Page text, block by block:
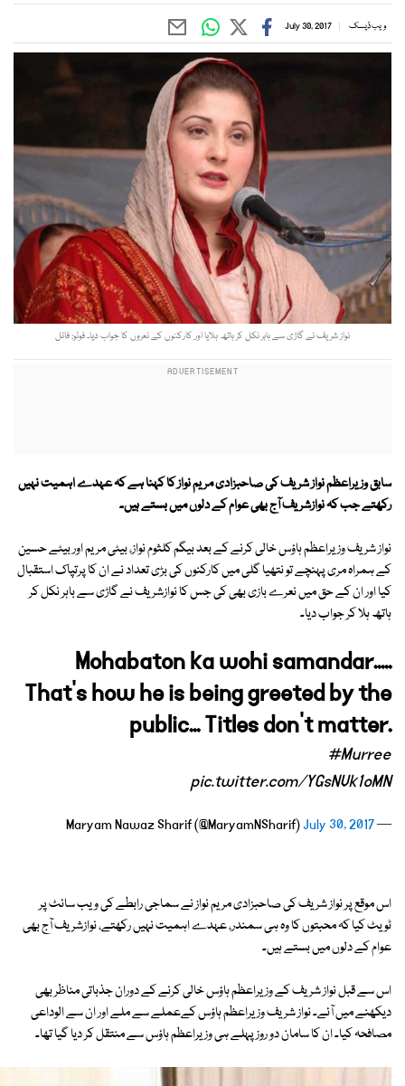
ویب ڈیسک July 30, 2017
نواز شریف نے گاڑی سے ہابر نکل کر ہاتھ ہلایا اور کارکنوں کے نعروں کا جواب دیا۔ فوٹو: فائل
سابق وزیراعظم نواز شریف کی صاحبزادی مریم نواز کا کہنا ہے کہ عہدے اہمیت نہیں
رکھتے جب کہ نوازشریف آج بھی عوام کے دلوں میں بستے ہیں۔
نواز شریف وزیراعظم ہاؤس خالی کرنے کے بعد بیگم کلثوم نواز، بیٹی مریم اور بیٹے حسین
کے ہمراہ مری پہنچے تو نتھیا گلی میں کارکنوں کی بڑی تعداد نے ان کا پرتپاک استقبال
کیا اور ان کے حق میں نعرے بازی بھی کی جس کا نوازشریف نے گاڑی سے باہر نکل کر
ہاتھ ہلا کر جواب دیا۔
Mohabaton ka wohi samandar.....
That's how he is being greeted by the
public... Titles don't matter.
#Murree
pic.twitter.com/YGsNVk1oMN
— Maryam Nawaz Sharif (@MaryamNSharif)
July 30, 2017
اس موقع پر نواز شریف کی صاحبزادی مریم نواز نے سماجی رابطے کی ویب سائٹ پر
ٹویٹ کیا کہ محبتوں کا وہ ہی سمندر، عہدے اہمیت نہیں رکھتے، نوازشریف آج بھی
عوام کے دلوں میں بستے ہیں۔
اس سے قبل نواز شریف کے وزیراعظم ہاؤس خالی کرنے کے دوران جذباتی مناظر بھی
دیکھنے میں آئے۔ نواز شریف وزیراعظم ہاؤس کےعملے سے ملے اور ان سے الوداعی
مصافحہ کیا۔ ان کا سامان دو روز پہلے ہی وزیراعظم ہاؤس سے منتقل کر دیا گیا تھا۔